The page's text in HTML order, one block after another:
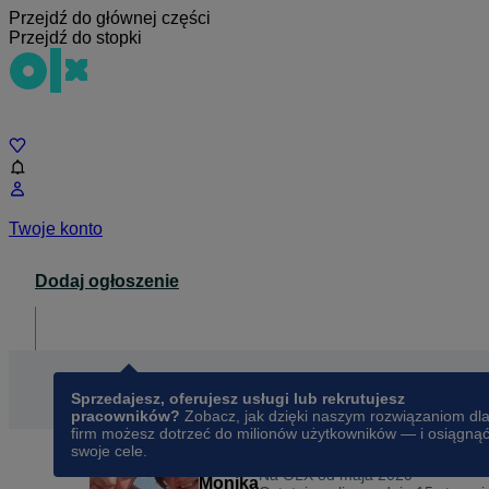
Przejdź do głównej części
Przejdź do stopki
Twoje konto
Dodaj ogłoszenie
Sprzedajesz, oferujesz usługi lub rekrutujesz
pracowników? Zobacz, jak dzięki naszym rozwiązaniom dla
firm możesz dotrzeć do milionów użytkowników — i osiągnąć
swoje cele.
MonikaNa OLX odmaja 2020